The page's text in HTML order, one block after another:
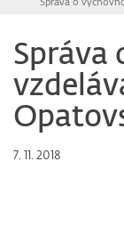
Správa
7. 11. 2018